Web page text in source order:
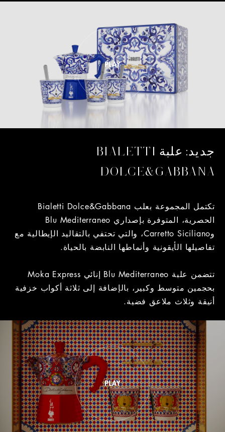
جديد: علبة BIALETTI
DOLCE&GABBANA
تكتمل المجموعة بعلب Bialetti Dolce&Gabbana
الحصرية، المتوفرة بإصداري Blu Mediterraneo
وCarretto Siciliano، والتي تحتفي بالتقاليد الإيطالية مع
تفاصيلها الأيقونية وأنماطها النابضة بالحياة.
تتضمن علبة Blu Mediterraneo إنائي Moka Express
بحجمين متوسط وكبير، بالإضافة إلى ثلاثة أكواب خزفية
أنيقة وثلاث ملاعق فضية.